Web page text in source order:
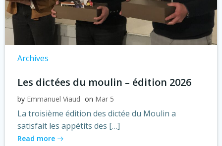
Archives
Les dictées du moulin – édition 2026
by Emmanuel Viaud on Mar 5
La troisième édition des dictée du Moulin a
satisfait les appétits des […]
Read more